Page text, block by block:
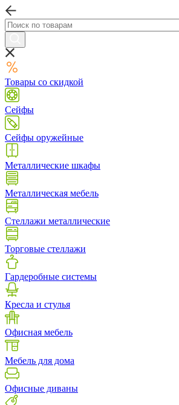
Товары со скидкой
Сейфы
Сейфы оружейные
Металлические шкафы
Металлическая мебель
Стеллажи металлические
Торговые стеллажи
Гардеробные системы
Кресла и стулья
Офисная мебель
Мебель для дома
Офисные диваны